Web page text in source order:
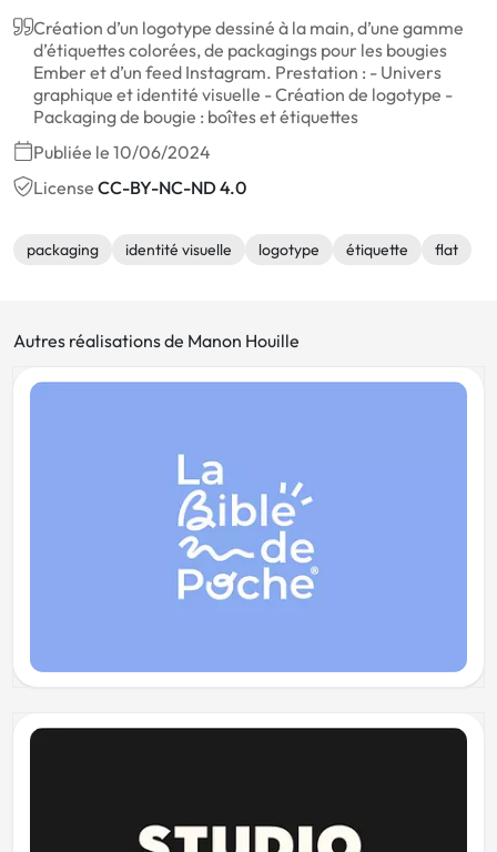
Création d’un logotype dessiné à la main, d’une gamme
d’étiquettes colorées, de packagings pour les bougies
Ember et d’un feed Instagram. Prestation : - Univers
graphique et identité visuelle - Création de logotype -
Packaging de bougie : boîtes et étiquettes
Publiée le 10/06/2024
License CC-BY-NC-ND 4.0
packaging identité visuelle logotype étiquette flat
Autres réalisations de Manon Houille